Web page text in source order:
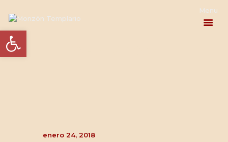
enero 24, 2018
Abrir barra de herramientas